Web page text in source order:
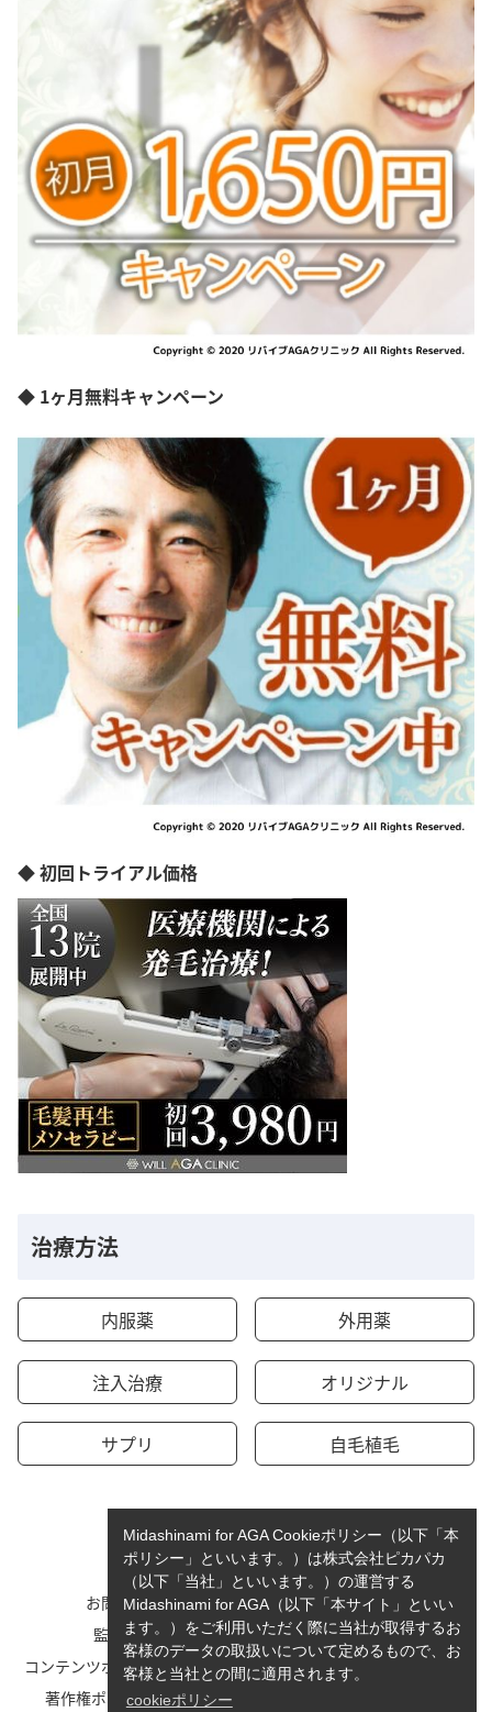
◆ 1ヶ月無料キャンペーン
◆ 初回トライアル価格
治療方法
内服薬 外用薬
注入治療 オリジナル
サプリ 自毛植毛
お問い合わせ
運営者情報
監修者一覧
cookieポリシーについて
コンテンツポリシーと運営指針
利用規約
著作権ポリシー/免責事項
Midashinami for AGA Cookieポリシー（以下「本
ポリシー」といいます。）は株式会社ピカパカ
（以下「当社」といいます。）の運営する
Midashinami for AGA（以下「本サイト」といい
ます。）をご利用いただく際に当社が取得するお
客様のデータの取扱いについて定めるもので、お
客様と当社との間に適用されます。
cookieポリシー